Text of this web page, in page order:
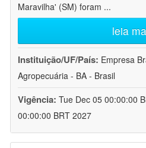
Maravilha' (SM) foram ...
leia
Instituição/UF/País: Empresa
Agropecuária - BA - Brasil
Vigência: Tue Dec 05 00:00:00
00:00:00 BRT 2027